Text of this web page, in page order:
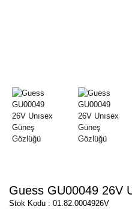
Guess GU00049 26V
Stok Kodu : 01.82.0004926V